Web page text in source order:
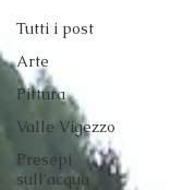
Tutti i post
Arte
Pittura
Valle Vigezzo
Presepi
sull'acqua